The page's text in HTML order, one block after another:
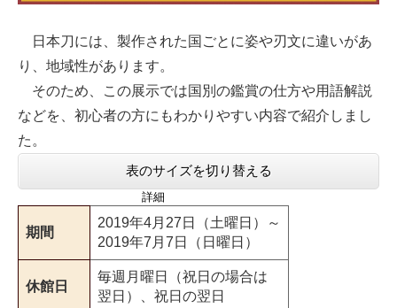
日本刀には、製作された国ごとに姿や刃文に違いがあ
り、地域性があります。
そのため、この展示では国別の鑑賞の仕方や用語解説
などを、初心者の方にもわかりやすい内容で紹介しまし
た。
表のサイズを切り替える
詳細
期間
2019年4月27日（土曜日）～
2019年7月7日（日曜日）
休館日
毎週月曜日（祝日の場合は
翌日）、祝日の翌日